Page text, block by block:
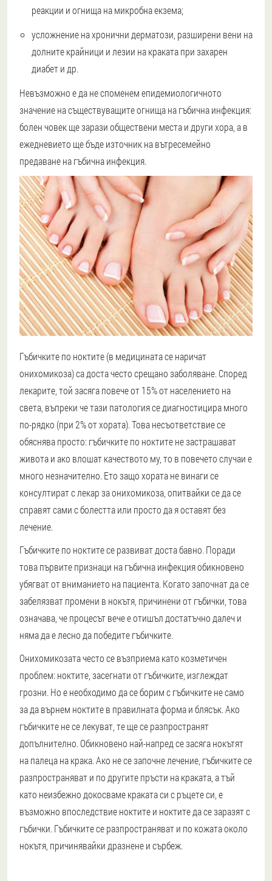
реакции и огнища на микробна екзема;
усложнение на хронични дерматози, разширени вени на
долните крайници и лезии на краката при захарен
диабет и др.
Невъзможно е да не споменем епидемиологичното
значение на съществуващите огнища на гъбична инфекция:
болен човек ще зарази обществени места и други хора, а в
ежедневието ще бъде източник на вътресемейно
предаване на гъбична инфекция.
Гъбичките по ноктите (в медицината се наричат
онихомикоза) са доста често срещано заболяване. Според
лекарите, той засяга повече от 15% от населението на
света, въпреки че тази патология се диагностицира много
по-рядко (при 2% от хората). Това несъответствие се
обяснява просто: гъбичките по ноктите не застрашават
живота и ако влошат качеството му, то в повечето случаи е
много незначително. Ето защо хората не винаги се
консултират с лекар за онихомикоза, опитвайки се да се
справят сами с болестта или просто да я оставят без
лечение.
Гъбичките по ноктите се развиват доста бавно. Поради
това първите признаци на гъбична инфекция обикновено
убягват от вниманието на пациента. Когато започнат да се
забелязват промени в нокътя, причинени от гъбички, това
означава, че процесът вече е отишъл достатъчно далеч и
няма да е лесно да победите гъбичките.
Онихомикозата често се възприема като козметичен
проблем: ноктите, засегнати от гъбичките, изглеждат
грозни. Но е необходимо да се борим с гъбичките не само
за да върнем ноктите в правилната форма и блясък. Ако
гъбичките не се лекуват, те ще се разпространят
допълнително. Обикновено най-напред се засяга нокътят
на палеца на крака. Ако не се започне лечение, гъбичките се
разпространяват и по другите пръсти на краката, а тъй
като неизбежно докосваме краката си с ръцете си, е
възможно впоследствие ноктите и ноктите да се заразят с
гъбички. Гъбичките се разпространяват и по кожата около
нокътя, причинявайки дразнене и сърбеж.